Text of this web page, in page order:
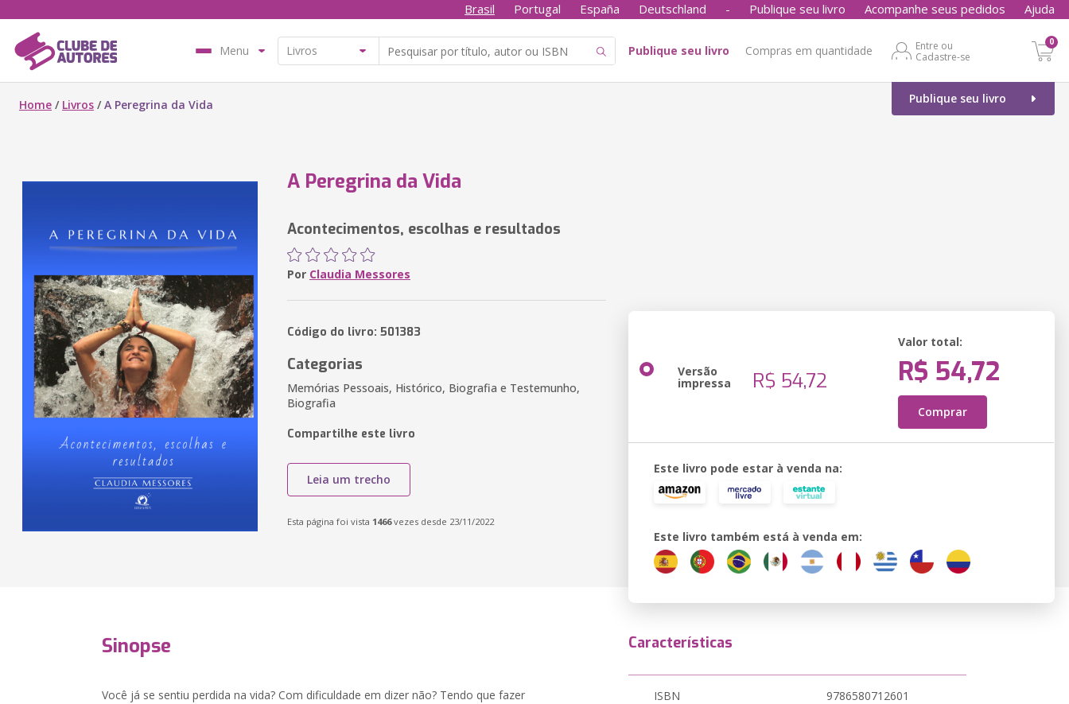
Brasil Portugal España Deutschland - Publique seu livro Acompanhe seus pedidos Ajuda
Menu Publique seu livro Compras em quantidade
Entre ou
Cadastre-se
0
Publique seu livro
Home / Livros /A Peregrina da Vida
A Peregrina da Vida
Acontecimentos, escolhas e resultados
Por Claudia Messores
Código do livro: 501383
Categorias
Memórias Pessoais, Histórico, Biografia e Testemunho,
Biografia
Compartilhe este livro
Leia um trecho
Esta página foi vista 1466vezes desde 23/11/2022
Versão
impressa R$ 54,72
Valor total:
R$ 54,72
Comprar
Este livro pode estar à venda na:
Este livro também está à venda em:
Sinopse
Você já se sentiu perdida na vida? Com dificuldade em dizer não? Tendo que fazer
Características
ISBN 9786580712601